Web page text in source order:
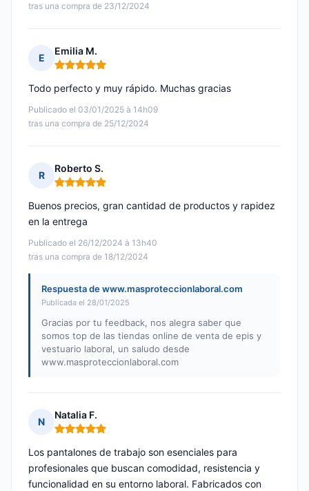
tras una compra de 23/12/2024
E
Emilia M.
Nota: 5 de 5
Publicado el 03/01/2025 à 14h09
tras una compra de 25/12/2024
Todo perfecto y muy rápido. Muchas gracias
R
Roberto S.
Nota: 5 de 5
Publicado el 26/12/2024 à 13h40
tras una compra de 18/12/2024
Buenos precios, gran cantidad de productos y rapidez
en la entrega
Respuesta de www.masproteccionlaboral.com
Publicada el 28/01/2025
Gracias por tu feedback, nos alegra saber que
somos top de las tiendas online de venta de epis y
vestuario laboral, un saludo desde
www.masproteccionlaboral.com
N
Natalia F.
Nota: 5 de 5
Los pantalones de trabajo son esenciales para
profesionales que buscan comodidad, resistencia y
funcionalidad en su entorno laboral. Fabricados con